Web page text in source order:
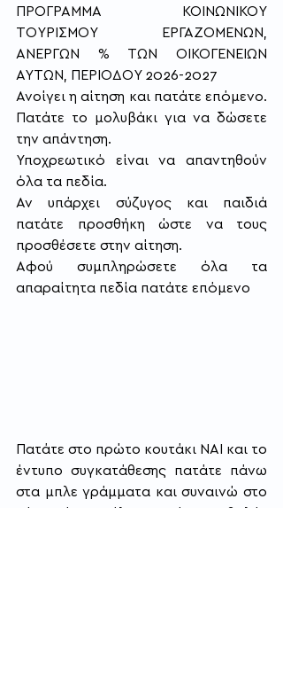
ΠΡΟΓΡΑΜΜΑ ΚΟΙΝΩΝΙΚΟΥ
ΤΟΥΡΙΣΜΟΥ ΕΡΓΑΖΟΜΕΝΩΝ,
ΑΝΕΡΓΩΝ % ΤΩΝ ΟΙΚΟΓΕΝΕΙΩΝ
ΑΥΤΩΝ, ΠΕΡΙΟΔΟΥ 2026-2027
Ανοίγει η αίτηση και πατάτε επόμενο.
Πατάτε το μολυβάκι για να δώσετε
την απάντηση.
Υποχρεωτικό είναι να απαντηθούν
όλα τα πεδία.
Αν υπάρχει σύζυγος και παιδιά
πατάτε προσθήκη ώστε να τους
προσθέσετε στην αίτηση.
Αφού συμπληρώσετε όλα τα
απαραίτητα πεδία πατάτε επόμενο
Πατάτε στο πρώτο κουτάκι ΝΑΙ και το
έντυπο συγκατάθεσης πατάτε πάνω
στα μπλε γράμματα και συναινώ στο
κάτω μέρος. Τέλος, πατάτε υποβολή.